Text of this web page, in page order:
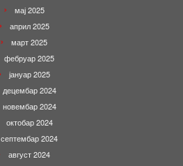
мај 2025
април 2025
март 2025
фебруар 2025
јануар 2025
децембар 2024
новембар 2024
октобар 2024
септембар 2024
август 2024